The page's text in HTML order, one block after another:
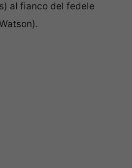
al fianco del fedele